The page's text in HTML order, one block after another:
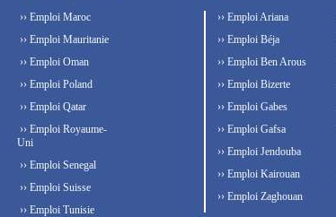
›› Emploi Maroc
›› Emploi Mauritanie
›› Emploi Oman
›› Emploi Poland
›› Emploi Qatar
›› Emploi Royaume-
Uni
›› Emploi Senegal
›› Emploi Suisse
›› Emploi Tunisie
›› Emploi Ariana
›› Emploi Béja
›› Emploi Ben Arous
›› Emploi Bizerte
›› Emploi Gabes
›› Emploi Gafsa
›› Emploi Jendouba
›› Emploi Kairouan
›› Emploi Zaghouan